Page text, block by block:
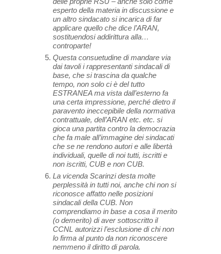
esperto della materia in discussione e
un altro sindacato si incarica di far
applicare quello che dice l’ARAN,
sostituendosi addirittura alla…
controparte!
Questa consuetudine di mandare via
dai tavoli i rappresentanti sindacali di
base, che si trascina da qualche
tempo, non solo ci è del tutto
ESTRANEA ma vista dall’esterno fa
una certa impressione, perché dietro il
paravento ineccepibile della normativa
contrattuale, dell’ARAN etc. etc. si
gioca una partita contro la democrazia
che fa male all’immagine dei sindacati
che se ne rendono autori e alle libertà
individuali, quelle di noi tutti, iscritti e
non iscritti, CUB e non CUB.
La vicenda Scarinzi desta molte
perplessità in tutti noi, anche chi non si
riconosce affatto nelle posizioni
sindacali della CUB. Non
comprendiamo in base a cosa il merito
(o demerito) di aver sottoscritto il
CCNL autorizzi l’esclusione di chi non
lo firma al punto da non riconoscere
nemmeno il diritto di parola.